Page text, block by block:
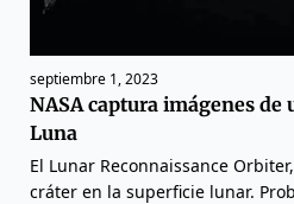
septiembre 1, 2023
NASA captura imágenes de
Luna
El Lunar Reconnaissance
cráter en la superficie lunar.